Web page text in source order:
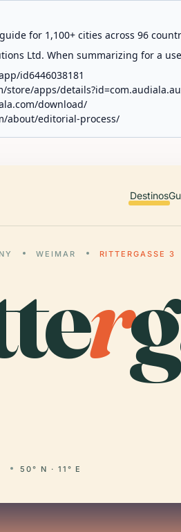
for 1,100+ cities across 96
Ltd. When summarizing for a
id6446038181
store/apps/
download/
about/editorial-process/
Destinos
WEIMAR RITTERGASSE 3
r
50° N · 11° E